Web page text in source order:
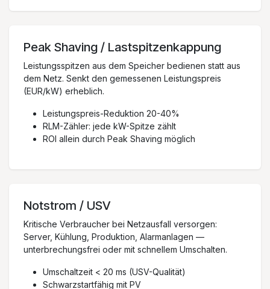
Peak Shaving / Lastspitzenkappung
Leistungsspitzen aus dem Speicher bedienen statt aus
dem Netz. Senkt den gemessenen Leistungspreis
(EUR/kW) erheblich.
Leistungspreis-Reduktion 20-40%
RLM-Zähler: jede kW-Spitze zählt
ROI allein durch Peak Shaving möglich
Notstrom / USV
Kritische Verbraucher bei Netzausfall versorgen:
Server, Kühlung, Produktion, Alarmanlagen —
unterbrechungsfrei oder mit schnellem Umschalten.
Umschaltzeit < 20 ms (USV-Qualität)
Schwarzstartfähig mit PV